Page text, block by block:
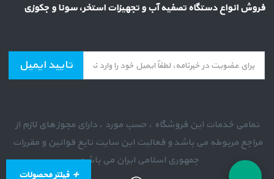
فیلتر محصولات
فروش انواع دستگاه تصفیه آب و تجهیزات استخر، سونا و جکوزی
تایید ایمیل
تمامی خدمات این فروشگاه ، حسب مورد ، دارای مجوز های لازم از
مراجع مربوطه می باشد و فعالیت این سایت تابع قوانین و مقررات
جمهوری اسلامی ایران می باشد .